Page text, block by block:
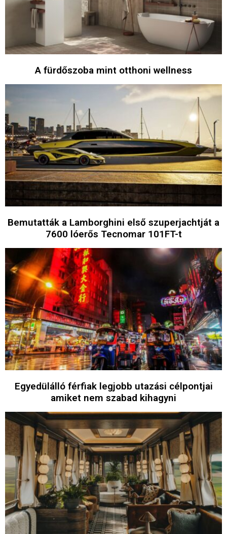
A fürdőszoba mint otthoni wellness
Bemutatták a Lamborghini első szuperjachtját a
7600 lóerős Tecnomar 101FT-t
Egyedülálló férfiak legjobb utazási célpontjai
amiket nem szabad kihagyni